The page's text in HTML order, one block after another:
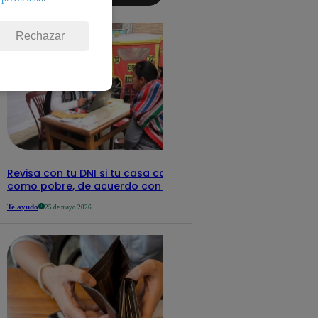
detalles
Revisa con tu DNI si tu casa califica
como pobre, de acuerdo con el Sisfoh
Te ayudo 25 de mayo 2026
Rechazar